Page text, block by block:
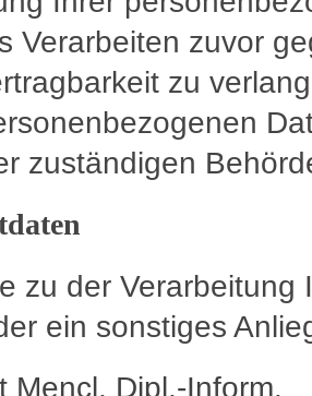
Verarbeiten zuvor
zu
zuständigen
zu der
ein sonstiges
Mencl, Dipl.-Inform.